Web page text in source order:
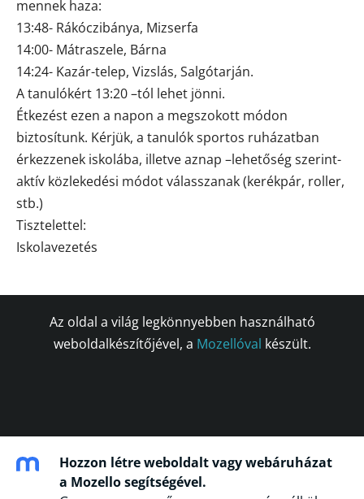
mennek haza:
13:48- Rákóczibánya, Mizserfa
14:00- Mátraszele, Bárna
14:24- Kazár-telep, Vizslás, Salgótarján.
A tanulókért 13:20 –tól lehet jönni.
Étkezést ezen a napon a megszokott módon
biztosítunk. Kérjük, a tanulók sportos ruházatban
érkezzenek iskolába, illetve aznap –lehetőség szerint-
aktív közlekedési módot válasszanak (kerékpár, roller,
stb.)
Tisztelettel:
Iskolavezetés
Az oldal a világ legkönnyebben használható
weboldalkészítőjével, a Mozellóval készült.
Hozzon létre weboldalt vagy webáruházat
a Mozello segítségével.